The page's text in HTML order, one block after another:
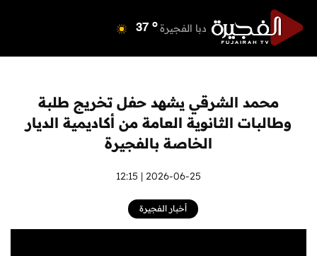
دبا الفجيرة 37 o
عجمان
أم القيوين o
راس الخيمة o
36
محمد الشرقي يشهد حفل تخريج طلبة
وطالبات الثانوية العامة من أكاديمية الديار
الخاصة بالفجيرة
2026-06-25 | 12:15
أخبار الفجيرة